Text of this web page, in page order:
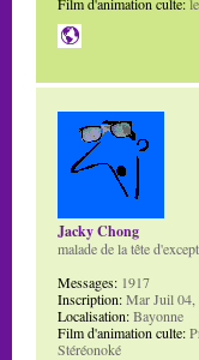
Jacky Chong
malade de la tête
Messages: 1917
Inscription:Mar Juil 04,
Localisation:Bayonne
Film d'animation culte:
Stéréonoké